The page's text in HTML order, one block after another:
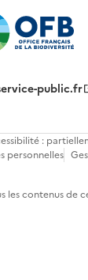
public.fr
:
personnelles
les contenus de